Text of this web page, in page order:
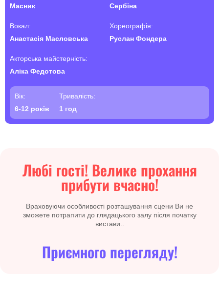
Масник
Сербіна
Вокал:
Анастасія Масловська
Хореографія:
Руслан Фондера
Акторська майстерність:
Аліка Федотова
Вік:
6-12 років
Тривалість:
1 год
Любі гості! Велике прохання
прибути вчасно!
Враховуючи особливості розташування сцени Ви не
зможете потрапити до глядацького залу після початку
вистави..
Приємного перегляду!